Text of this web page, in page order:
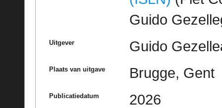
Guido
Uitgever Guido
Plaats van uitgave Brugge, Gent
Publicatiedatum 2026